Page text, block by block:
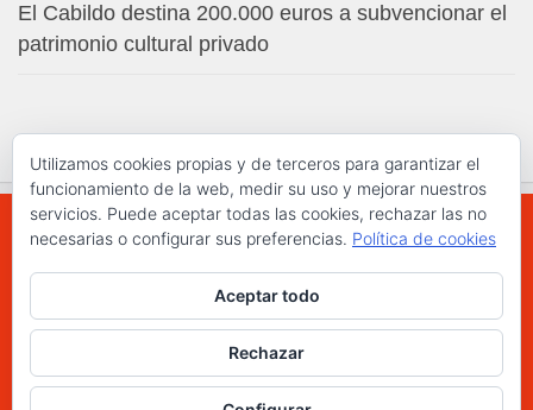
El Cabildo destina 200.000 euros a subvencionar el
patrimonio cultural privado
WWW.ELCHAPLON.COM © 2026. Todos los
derechos reservados.
Utilizamos cookies propias y de terceros para garantizar el
funcionamiento de la web, medir su uso y mejorar nuestros
servicios. Puede aceptar todas las cookies, rechazar las no
necesarias o configurar sus preferencias. Política de cookies
Aceptar todo
Rechazar